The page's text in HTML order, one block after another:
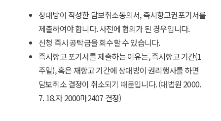
상대방이 작성한 담보취소동의서, 즉시항고권포기서를
제출하여야 합니다. 사전에 협의가 된 경우입니다.
신청 즉시 공탁금을 회수할 수 있습니다.
즉시항고 포기서를 제출하는 이유는, 즉시항고 기간(1
주일), 혹은 재항고 기간에 상대방이 권리행사를 하면
담보취소 결정이 취소되기 때문입니다. (대법원 2000.
7. 18.자 2000마2407 결정)